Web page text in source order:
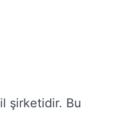
şirketidir. Bu